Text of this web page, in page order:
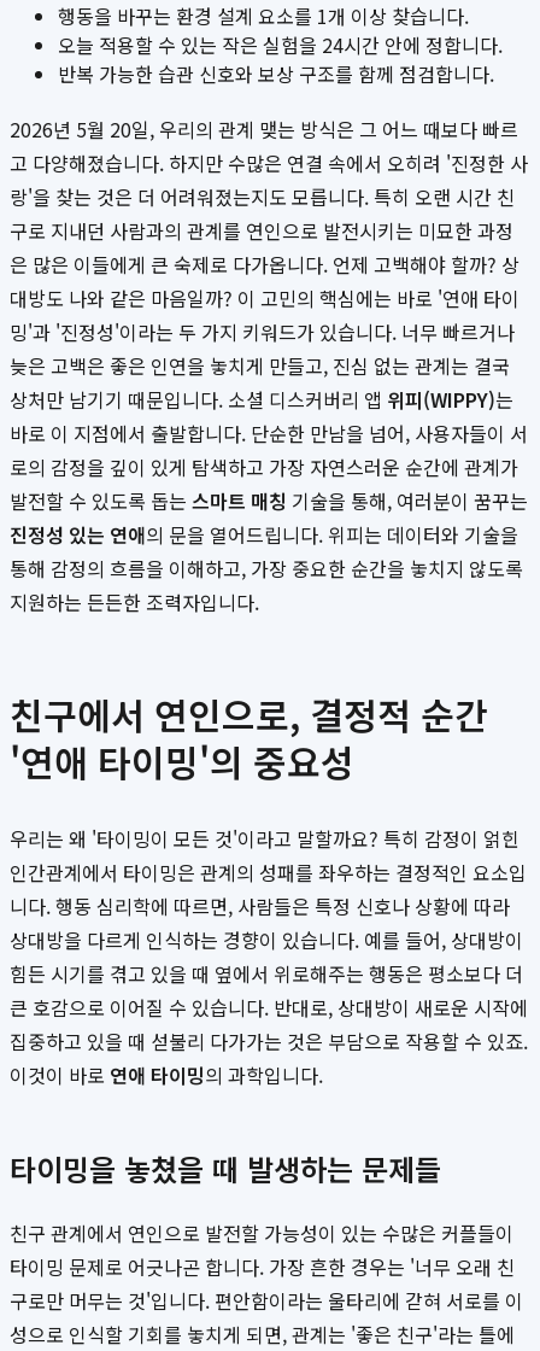
행동을 바꾸는 환경 설계 요소를 1개 이상 찾습니다.
오늘 적용할 수 있는 작은 실험을 24시간 안에 정합니다.
반복 가능한 습관 신호와 보상 구조를 함께 점검합니다.
2026년 5월 20일, 우리의 관계 맺는 방식은 그 어느 때보다 빠르
고 다양해졌습니다. 하지만 수많은 연결 속에서 오히려 '진정한 사
랑'을 찾는 것은 더 어려워졌는지도 모릅니다. 특히 오랜 시간 친
구로 지내던 사람과의 관계를 연인으로 발전시키는 미묘한 과정
은 많은 이들에게 큰 숙제로 다가옵니다. 언제 고백해야 할까? 상
대방도 나와 같은 마음일까? 이 고민의 핵심에는 바로 '연애 타이
밍'과 '진정성'이라는 두 가지 키워드가 있습니다. 너무 빠르거나
늦은 고백은 좋은 인연을 놓치게 만들고, 진심 없는 관계는 결국
상처만 남기기 때문입니다. 소셜 디스커버리 앱 위피(WIPPY)는
바로 이 지점에서 출발합니다. 단순한 만남을 넘어, 사용자들이 서
로의 감정을 깊이 있게 탐색하고 가장 자연스러운 순간에 관계가
발전할 수 있도록 돕는 스마트 매칭 기술을 통해, 여러분이 꿈꾸는
진정성 있는 연애의 문을 열어드립니다. 위피는 데이터와 기술을
통해 감정의 흐름을 이해하고, 가장 중요한 순간을 놓치지 않도록
지원하는 든든한 조력자입니다.
친구에서 연인으로, 결정적 순간
'연애 타이밍'의 중요성
우리는 왜 '타이밍이 모든 것'이라고 말할까요? 특히 감정이 얽힌
인간관계에서 타이밍은 관계의 성패를 좌우하는 결정적인 요소입
니다. 행동 심리학에 따르면, 사람들은 특정 신호나 상황에 따라
상대방을 다르게 인식하는 경향이 있습니다. 예를 들어, 상대방이
힘든 시기를 겪고 있을 때 옆에서 위로해주는 행동은 평소보다 더
큰 호감으로 이어질 수 있습니다. 반대로, 상대방이 새로운 시작에
집중하고 있을 때 섣불리 다가가는 것은 부담으로 작용할 수 있죠.
이것이 바로 연애 타이밍의 과학입니다.
타이밍을 놓쳤을 때 발생하는 문제들
친구 관계에서 연인으로 발전할 가능성이 있는 수많은 커플들이
타이밍 문제로 어긋나곤 합니다. 가장 흔한 경우는 '너무 오래 친
구로만 머무는 것'입니다. 편안함이라는 울타리에 갇혀 서로를 이
성으로 인식할 기회를 놓치게 되면, 관계는 '좋은 친구'라는 틀에